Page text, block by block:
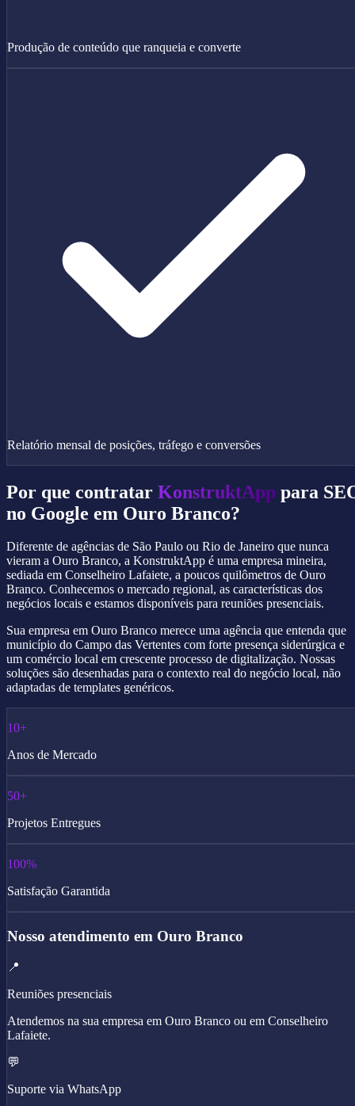
Produção de conteúdo que ranqueia e converte
Relatório mensal de posições, tráfego e conversões
Por que contratar KonstruktApp para
no Google em Ouro Branco?
Diferente de agências de São Paulo ou Rio de Janeiro que nunca
vieram a Ouro Branco, a KonstruktApp é uma empresa mineira,
sediada em Conselheiro Lafaiete, a poucos quilômetros de Ouro
Branco. Conhecemos o mercado regional, as características dos
negócios locais e estamos disponíveis para reuniões presenciais.
Sua empresa em Ouro Branco merece uma agência que entenda que
município do Campo das Vertentes com forte presença siderúrgica e
um comércio local em crescente processo de digitalização. Nossas
soluções são desenhadas para o contexto real do negócio local, não
adaptadas de templates genéricos.
10+
Anos de Mercado
50+
Projetos Entregues
100%
Satisfação Garantida
Nosso atendimento em Ouro Branco
📍
Reuniões presenciais
Atendemos na sua empresa em Ouro Branco ou em Conselheiro
Lafaiete.
💬
Suporte via WhatsApp